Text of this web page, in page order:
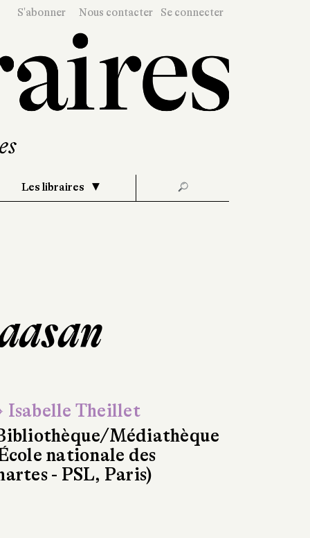
S'abonner Nous contacter Se connecter
Les libraires 🔎
Isabelle Theillet
Médiathèque
nationale des
- PSL, Paris)